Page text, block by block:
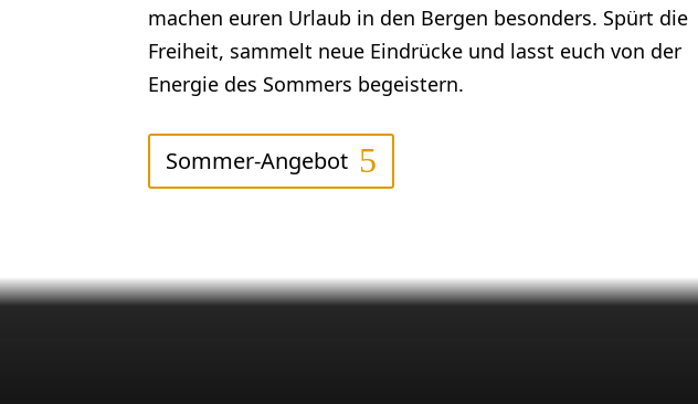
machen euren Urlaub in den Bergen besonders. Spürt die
Freiheit, sammelt neue Eindrücke und lasst euch von der
Energie des Sommers begeistern.
Sommer-Angebot